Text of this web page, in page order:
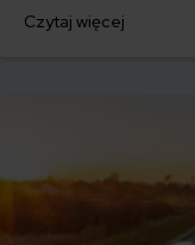
samochodem, sprawdź
Czytaj więcej